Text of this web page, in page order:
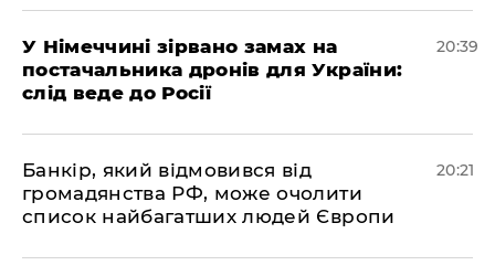
​У Німеччині зірвано замах на
постачальника дронів для України:
слід веде до Росії
20:39
​Банкір, який відмовився від
громадянства РФ, може очолити
список найбагатших людей Європи
20:21